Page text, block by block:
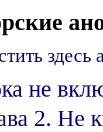
не
2. Не